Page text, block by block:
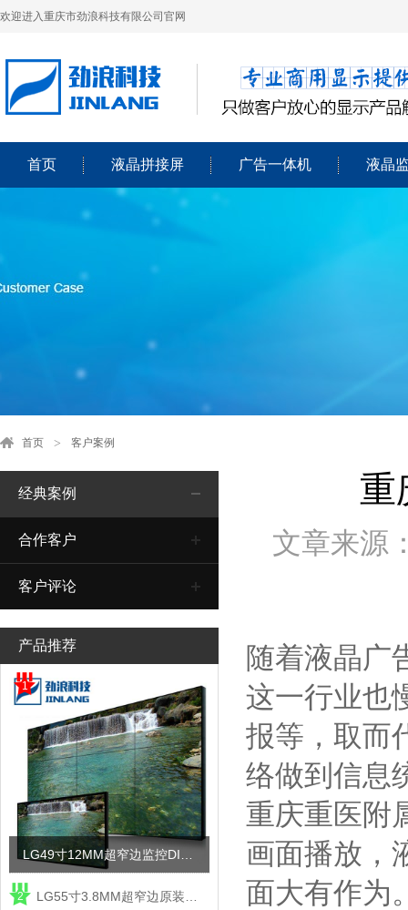
欢迎进入重庆市劲浪科技有限公司官网
首页 液晶拼接屏 广告一体机 液晶
首页 客户案例
经典案例
合作客户
客户评论
产品推荐
1
2
重
文章来源
随着液晶广
这一行业也
报等，取而
络做到信息
重庆重医附
画面播放，
面大有作为